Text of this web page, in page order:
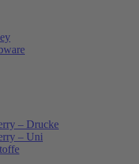
– Drucke
– Uni